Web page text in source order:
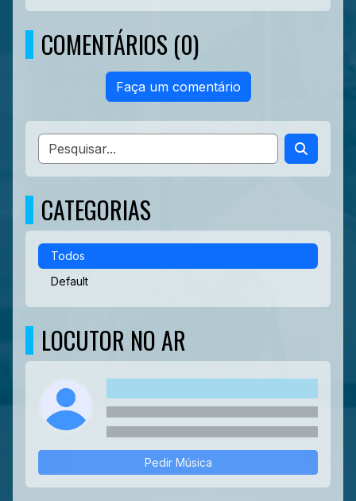
COMENTÁRIOS (0)
Faça um comentário
CATEGORIAS
Todos
Default
LOCUTOR NO AR
Pedir Música